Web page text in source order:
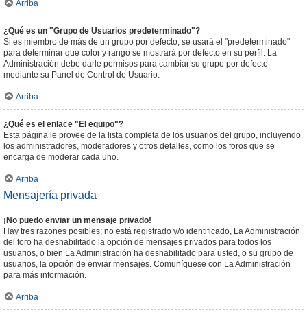
Arriba
¿Qué es un "Grupo de Usuarios predeterminado"?
Si es miembro de más de un grupo por defecto, se usará el "predeterminado"
para determinar qué color y rango se mostrará por defecto en su perfil. La
Administración debe darle permisos para cambiar su grupo por defecto
mediante su Panel de Control de Usuario.
Arriba
¿Qué es el enlace "El equipo"?
Esta página le provee de la lista completa de los usuarios del grupo, incluyendo
los administradores, moderadores y otros detalles, como los foros que se
encarga de moderar cada uno.
Arriba
Mensajería privada
¡No puedo enviar un mensaje privado!
Hay tres razones posibles; no está registrado y/o identificado, La Administración
del foro ha deshabilitado la opción de mensajes privados para todos los
usuarios, o bien La Administración ha deshabilitado para usted, o su grupo de
usuarios, la opción de enviar mensajes. Comuníquese con La Administración
para más información.
Arriba